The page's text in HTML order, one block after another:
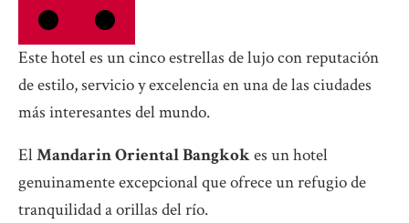
Este hotel es un cinco estrellas de lujo con reputación
de estilo, servicio y excelencia en una de las ciudades
más interesantes del mundo.
ElMandarin Oriental Bangkokes un hotel
genuinamente excepcional que ofrece un refugio de
tranquilidad a orillas del río.